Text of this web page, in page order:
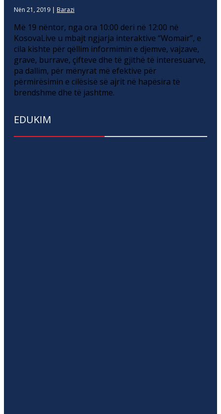
Nën 21, 2019 | Barazi
Më 19 nëntor, nga ora 10:00 deri në 12:00 në
KosovaLive u mbajt ngjarja interaktive “Womair”, e
cila kishte për qëllim informimin e djemve, vajzave,
grave, burrave, çifteve dhe të gjithë të interesuarve,
pa dallim, për mënyrat më efektive për
përmirësimin e cilësisë së ajrit në hapësira të
brendshme dhe të jashtme.
EDUKIM